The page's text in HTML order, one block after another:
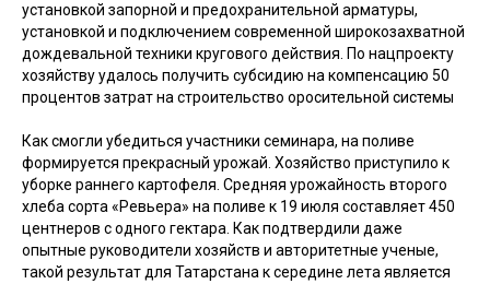
установкой запорной и предохранительной арматуры,
установкой и подключением современной широкозахватной
дождевальной техники кругового действия. По нацпроекту
хозяйству удалось получить субсидию на компенсацию 50
процентов затрат на строительство оросительной системы
Как смогли убедиться участники семинара, на поливе
формируется прекрасный урожай. Хозяйство приступило к
уборке раннего картофеля. Средняя урожайность второго
хлеба сорта «Ревьера» на поливе к 19 июля составляет 450
центнеров с одного гектара. Как подтвердили даже
опытные руководители хозяйств и авторитетные ученые,
такой результат для Татарстана к середине лета является